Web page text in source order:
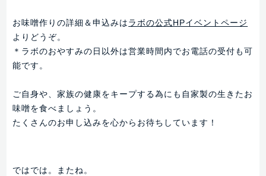
お味噌作りの詳細＆申込みはラボの公式HPイベントページ
よりどうぞ。
＊ラボのおやすみの日以外は営業時間内でお電話の受付も可
能です。
ご自身や、家族の健康をキープする為にも自家製の生きたお
味噌を食べましょう。
たくさんのお申し込みを心からお待ちしています！
ではでは。またね。